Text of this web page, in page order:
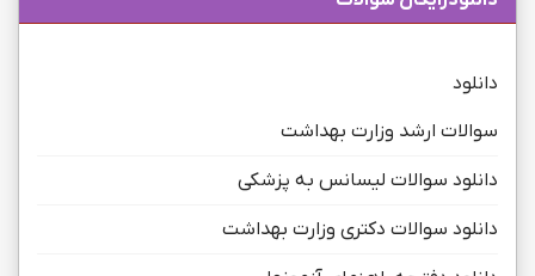
دانلود
سوالات ارشد وزارت بهداشت
دانلود سوالات لیسانس به پزشکی
دانلود سوالات دکتری وزارت بهداشت